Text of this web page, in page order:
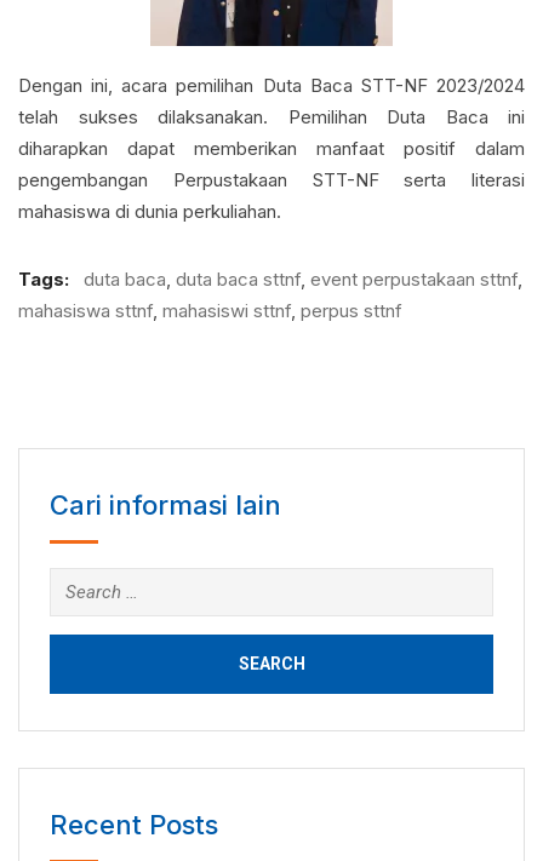
Dengan ini, acara pemilihan Duta Baca STT-NF 2023/2024
telah sukses dilaksanakan. Pemilihan Duta Baca ini
diharapkan dapat memberikan manfaat positif dalam
pengembangan Perpustakaan STT-NF serta literasi
mahasiswa di dunia perkuliahan.
Tags: duta baca, duta baca sttnf, event perpustakaan sttnf,
mahasiswa sttnf, mahasiswi sttnf, perpus sttnf
Cari informasi lain
Search
for:
Recent Posts